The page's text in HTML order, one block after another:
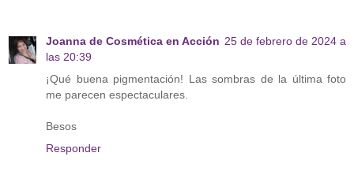
Joanna de Cosmética en Acción 25 de febrero de 2024 a
las 20:39
¡Qué buena pigmentación! Las sombras de la última foto
me parecen espectaculares.
Besos
Responder